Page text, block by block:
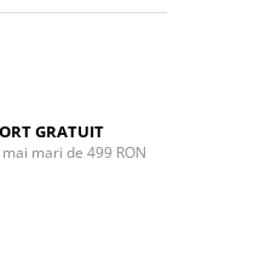
GRATUIT
mari de 499 RON